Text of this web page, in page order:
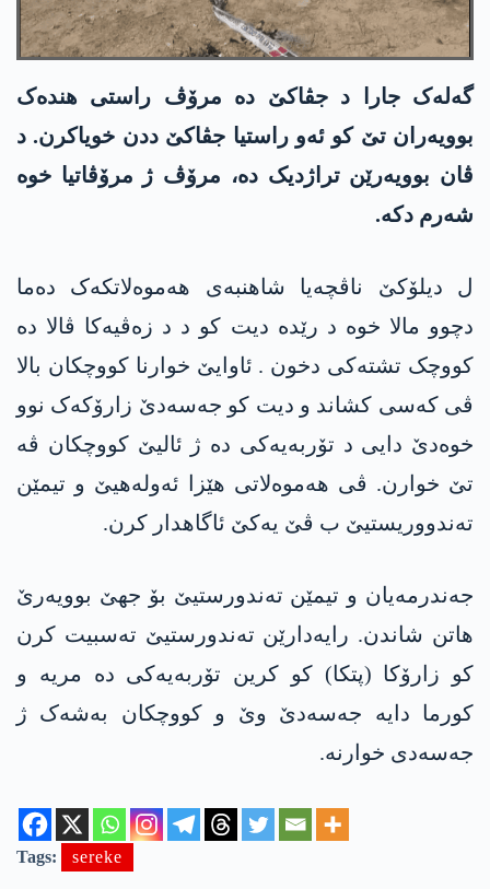
گەلەک جارا د جڤاکێ دە مرۆڤ راستی ھندەک
بوویەران تێ کو ئەو راستیا جڤاکێ ددن خویاکرن. د
ڤان بوویەرێن تراژدیک دە، مرۆڤ ژ مرۆڤاتیا خوە
شەرم دکە.
ل دیلۆکێ ناڤچەیا شاھنبەی ھەموەلاتکەک دەما
دچوو مالا خوە د رێدە دیت کو د د زەڤیەکا ڤالا دە
کووچک تشتەکی دخون . ئاوایێ خوارنا کووچکان بالا
ڤی کەسی کشاند و دیت کو جەسەدێ زارۆکەک نوو
خوەدێ دایی د تۆربەیەکی دە ژ ئالیێ کووچکان ڤە
تێ خوارن. ڤی ھەموەلاتی ھێزا ئەولەھیێ و تیمێن
تەندووریستیێ ب ڤێ یەکێ ئاگاھدار کرن.
جەندرمەیان و تیمێن تەندورستیێ بۆ جھێ بوویەرێ
ھاتن شاندن. رایەدارێن تەندورستیێ تەسبیت کرن
کو زارۆکا (پتکا) کو کرین تۆربەیەکی دە مریە و
کورما دایە جەسەدێ وێ و کووچکان بەشەک ژ
جەسەدی خوارنە.
Tags: sereke